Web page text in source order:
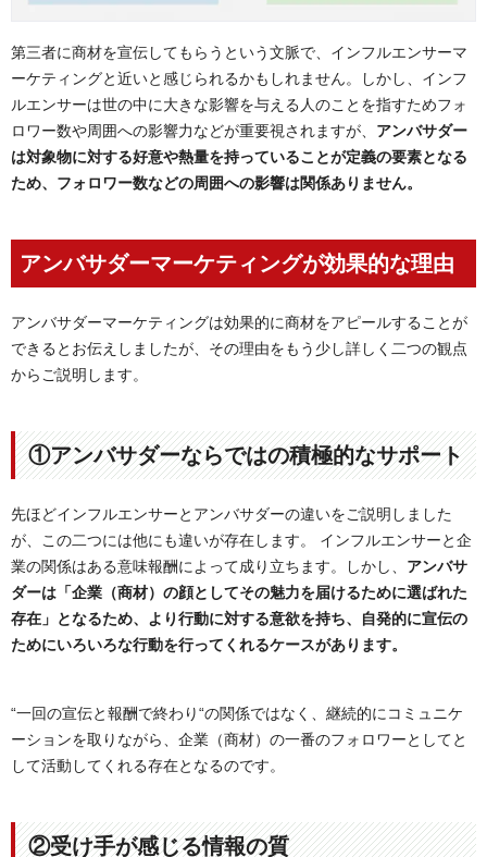
第三者に商材を宣伝してもらうという文脈で、インフルエンサーマ
ーケティングと近いと感じられるかもしれません。しかし、インフ
ルエンサーは世の中に大きな影響を与える人のことを指すためフォ
ロワー数や周囲への影響力などが重要視されますが、 アンバサダー
は対象物に対する好意や熱量を持っていることが定義の要素となる
ため、フォロワー数などの周囲への影響は関係ありません。
アンバサダーマーケティングが効果的な理由
アンバサダーマーケティングは効果的に商材をアピールすることが
できるとお伝えしましたが、その理由をもう少し詳しく二つの観点
からご説明します。
①アンバサダーならではの積極的なサポート
先ほどインフルエンサーとアンバサダーの違いをご説明しました
が、この二つには他にも違いが存在します。 インフルエンサーと企
業の関係はある意味報酬によって成り立ちます。しかし、 アンバサ
ダーは「企業（商材）の顔としてその魅力を届けるために選ばれた
存在」となるため、より行動に対する意欲を持ち、自発的に宣伝の
ためにいろいろな行動を行ってくれるケースがあります。
“一回の宣伝と報酬で終わり“の関係ではなく、継続的にコミュニケ
ーションを取りながら、企業（商材）の一番のフォロワーとしてと
して活動してくれる存在となるのです。
②受け手が感じる情報の質